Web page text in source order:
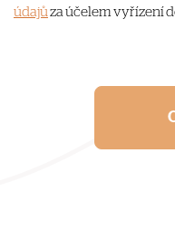
údajůza účelem vyřízení